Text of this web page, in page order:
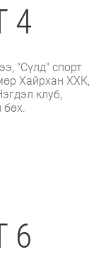
4
"Сүлд" спорт
Хайрхан ХХК,
клуб,
6